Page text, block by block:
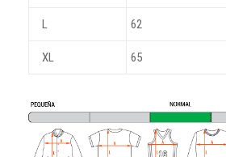
L 62
XL 65